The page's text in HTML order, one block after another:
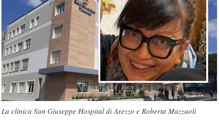
La clinica San Giuseppe Hospital di Arezzo e Roberta Mazzuoli